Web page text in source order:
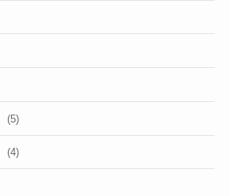
(5)
(4)